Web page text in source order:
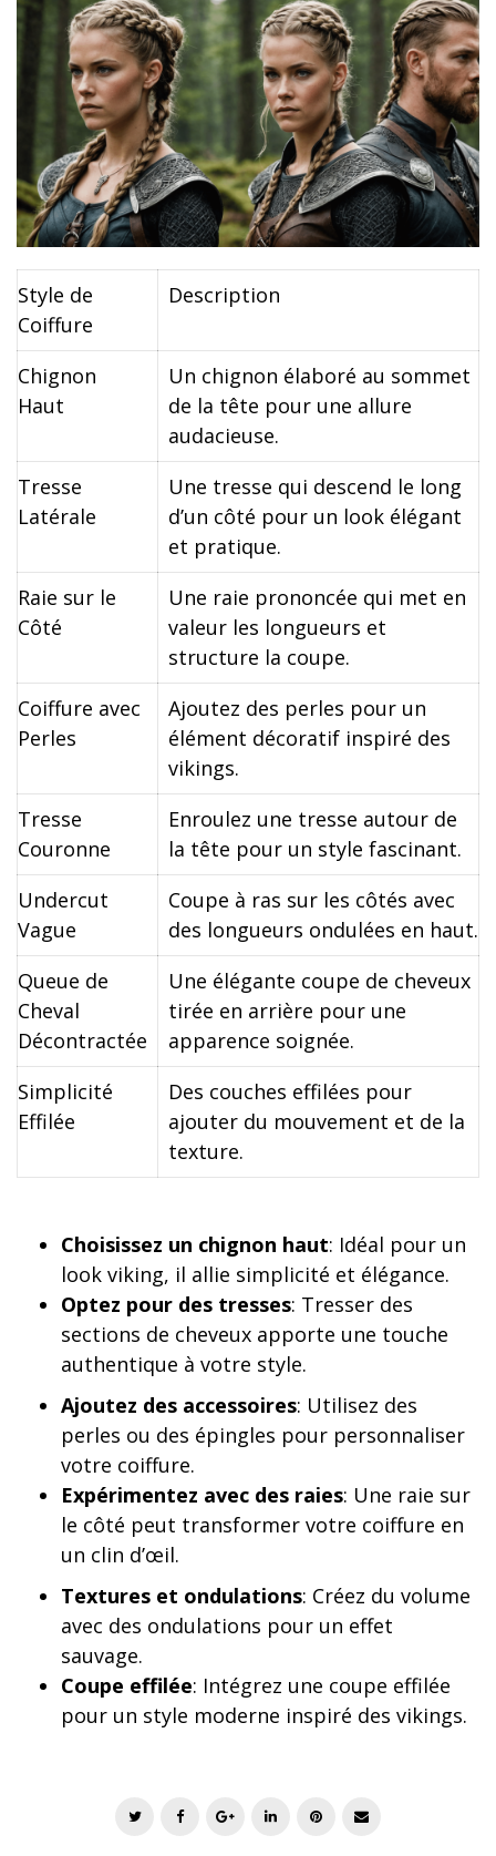
Style de
Coiffure
Description
Chignon
Haut
Un chignon élaboré au sommet
de la tête pour une allure
audacieuse.
Tresse
Latérale
Une tresse qui descend le long
d’un côté pour un look élégant
et pratique.
Raie sur le
Côté
Une raie prononcée qui met en
valeur les longueurs et
structure la coupe.
Coiffure avec
Perles
Ajoutez des perles pour un
élément décoratif inspiré des
vikings.
Tresse
Couronne
Enroulez une tresse autour de
la tête pour un style fascinant.
Undercut
Vague
Coupe à ras sur les côtés avec
des longueurs ondulées en haut.
Queue de
Cheval
Décontractée
Une élégante coupe de cheveux
tirée en arrière pour une
apparence soignée.
Simplicité
Effilée
Des couches effilées pour
ajouter du mouvement et de la
texture.
Choisissez un chignon haut: Idéal pour un
look viking, il allie simplicité et élégance.
Optez pour des tresses: Tresser des
sections de cheveux apporte une touche
authentique à votre style.
Ajoutez des accessoires: Utilisez des
perles ou des épingles pour personnaliser
votre coiffure.
Expérimentez avec des raies: Une raie sur
le côté peut transformer votre coiffure en
un clin d’œil.
Textures et ondulations: Créez du volume
avec des ondulations pour un effet
sauvage.
Coupe effilée: Intégrez une coupe effilée
pour un style moderne inspiré des vikings.